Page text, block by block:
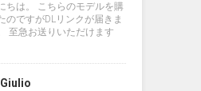
ちは。 こちらのモデルを購
のですがDLリンクが届きま
至急お送りいただけます